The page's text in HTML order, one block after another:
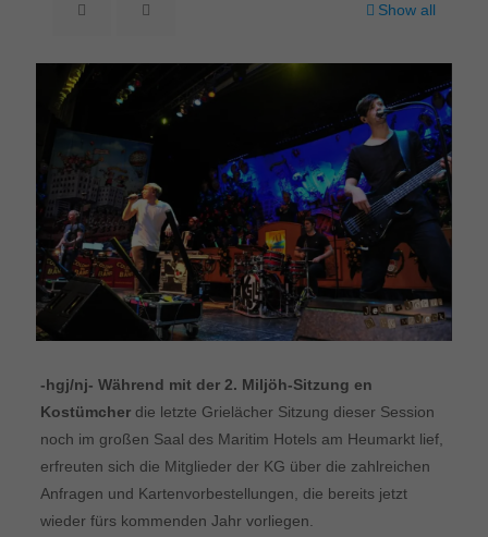
Show all
-hgj/nj- Während mit der 2. Miljöh-Sitzung en
Kostümcherdie letzte Grielächer Sitzung dieser Session
noch im großen Saal des Maritim Hotels am Heumarkt lief,
erfreuten sich die Mitglieder der KG über die zahlreichen
Anfragen und Kartenvorbestellungen, die bereits jetzt
wieder fürs kommenden Jahr vorliegen.